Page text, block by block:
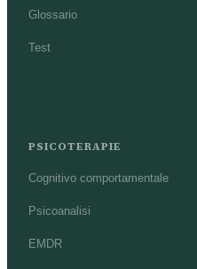
Glossario
Test
PSICOTERAPIE
Cognitivo comportamentale
Psicoanalisi
EMDR